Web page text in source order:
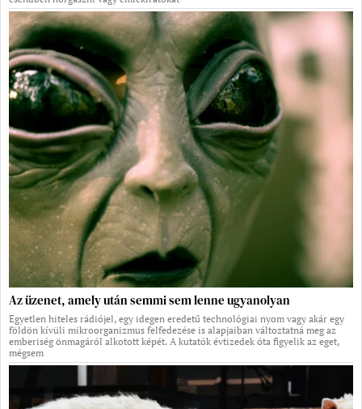
Az üzenet, amely után semmi sem lenne ugyanolyan
Egyetlen hiteles rádiójel, egy idegen eredetű technológiai nyom vagy akár egy
földön kívüli mikroorganizmus felfedezése is alapjaiban változtatná meg az
emberiség önmagáról alkotott képét. A kutatók évtizedek óta figyelik az eget,
mégsem